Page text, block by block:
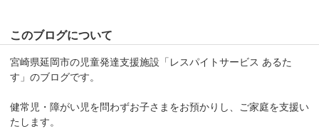
このブログについて
宮崎県延岡市の児童発達支援施設「レスパイトサービス あるた
す」のブログです。
健常児・障がい児を問わずお子さまをお預かりし、ご家庭を支援い
たします。